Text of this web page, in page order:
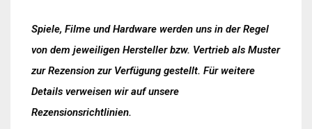
Spiele, Filme und Hardware werden uns in der Regel
von dem jeweiligen Hersteller bzw. Vertrieb als Muster
zur Rezension zur Verfügung gestellt. Für weitere
Details verweisen wir auf unsere
Rezensionsrichtlinien.